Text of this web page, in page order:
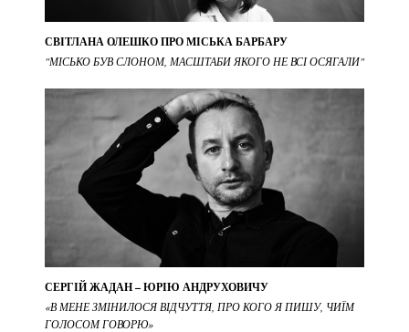
СВІТЛАНА ОЛЕШКО ПРО МІСЬКА БАРБАРУ
"МІСЬКО БУВ СЛОНОМ, МАСШТАБИ ЯКОГО НЕ ВСІ ОСЯГАЛИ"
СЕРГІЙ ЖАДАН – ЮРІЮ АНДРУХОВИЧУ
«В МЕНЕ ЗМІНИЛОСЯ ВІДЧУТТЯ, ПРО КОГО Я ПИШУ, ЧИЇМ
ГОЛОСОМ ГОВОРЮ»